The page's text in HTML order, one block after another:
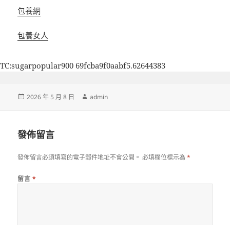
包養網
包養女人
TC:sugarpopular900 69fcba9f0aabf5.62644383
發
2026 年 5 月 8 日
作
admin
發佈留言
發佈留言必須填寫的電子郵件地址不會公開。 必填欄位標示為*
留言 *